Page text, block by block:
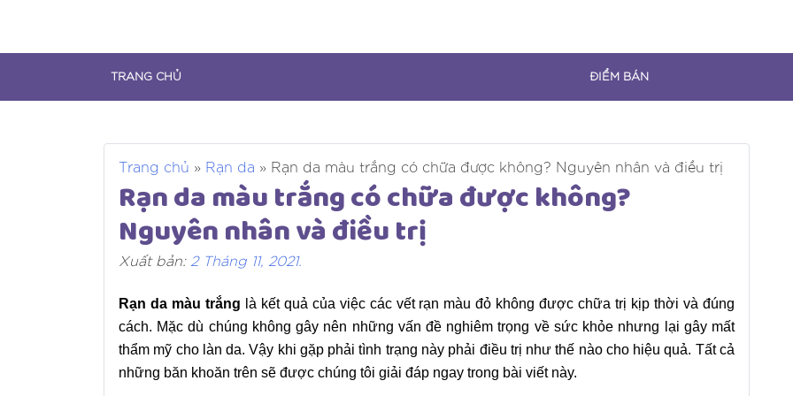
content
TRANG CHỦ ĐIỂM BÁN
Trang chủ » Rạn da » Rạn da màu trắng có chữa được không? Nguyên nhân và điều trị
Rạn da màu trắng có chữa được không?
Nguyên nhân và điều trị
Xuất bản: 2 Tháng 11, 2021.
Rạn da màu trắng là kết quả của việc các vết rạn màu đỏ không được chữa trị kịp thời và đúng
cách. Mặc dù chúng không gây nên những vấn đề nghiêm trọng về sức khỏe nhưng lại gây mất
thẩm mỹ cho làn da. Vậy khi gặp phải tình trạng này phải điều trị như thế nào cho hiệu quả. Tất cả
những băn khoăn trên sẽ được chúng tôi giải đáp ngay trong bài viết này.